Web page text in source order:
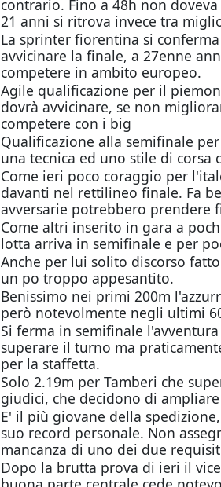
contrario. Fino a 48h non
21 anni si ritrova invece tra
La sprinter fiorentina si
avvicinare la finale, a 27enne
competere in ambito europeo.
Agile qualificazione per il
dovrà avvicinare, se non
competere con i big
Qualificazione alla semifinale
una tecnica ed uno stile di corsa
Come ieri poco coraggio per
davanti nel rettilineo finale. Fa
avversarie potrebbero prendere
Come altri inserito in gara a
lotta arriva in semifinale e per
Anche per lui solito discorso
un po troppo appesantito.
Benissimo nei primi 200m
però notevolmente negli ultimi
Si ferma in semifinale
superare il turno ma
per la staffetta.
Solo 2.19m per Tamberi che
giudici, che decidono di
E' il più giovane della
suo record personale. Non
mancanza di uno dei due
Dopo la brutta prova di ieri il